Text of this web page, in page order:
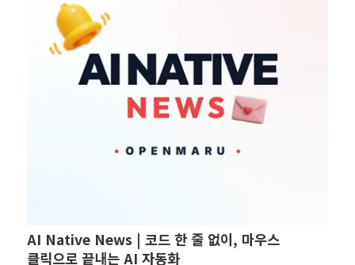
AI Native News | 코드 한 줄 없이, 마우스
클릭으로 끝내는 AI 자동화